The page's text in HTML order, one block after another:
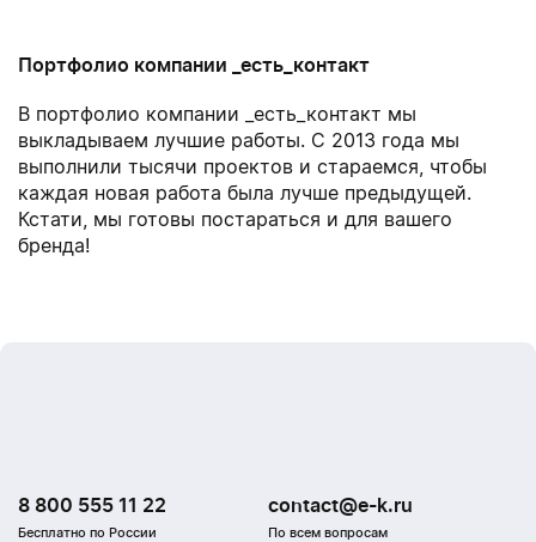
Портфолио компании _есть_контакт
В портфолио компании _есть_контакт мы
выкладываем лучшие работы. С 2013 года мы
выполнили тысячи проектов и стараемся, чтобы
каждая новая работа была лучше предыдущей.
Кстати, мы готовы постараться и для вашего
бренда!
8 800 555 11 22
Бесплатно по России
contact@e-k.ru
По всем вопросам